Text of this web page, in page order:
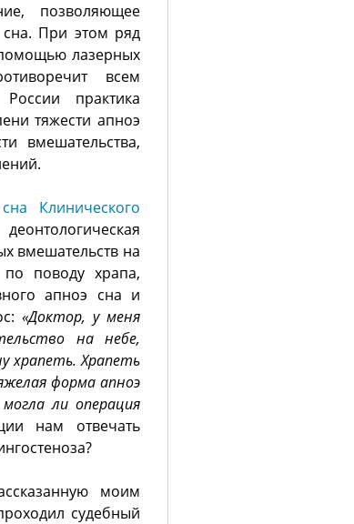
позволяющее
сна. При этом ряд
лазерных
всем
практика
тяжести апноэ
вмешательства,
Клинического
вмешательств на
поводу храпа,
апноэ сна и
«Доктор, у меня
на небе,
храпеть. Храпеть
форма апноэ
ли операция
нам отвечать
моим
судебный